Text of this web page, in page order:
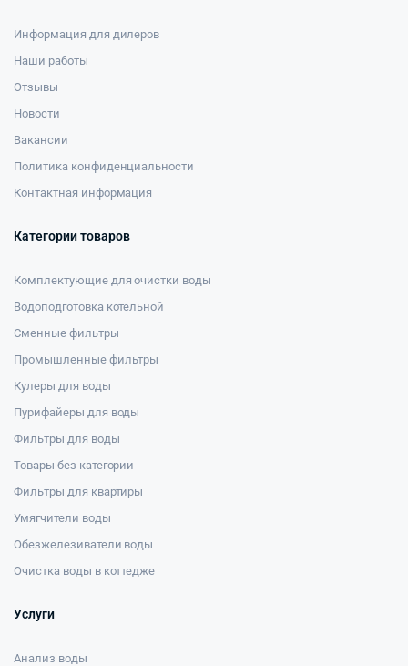
Информация для дилеров
Наши работы
Отзывы
Новости
Вакансии
Политика конфиденциальности
Контактная информация
Категории товаров
Комплектующие для очистки воды
Водоподготовка котельной
Сменные фильтры
Промышленные фильтры
Кулеры для воды
Пурифайеры для воды
Фильтры для воды
Товары без категории
Фильтры для квартиры
Умягчители воды
Обезжелезиватели воды
Очистка воды в коттедже
Услуги
Анализ воды